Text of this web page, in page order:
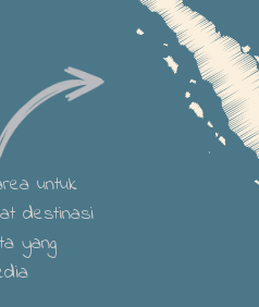
untuk
destinasi
yang